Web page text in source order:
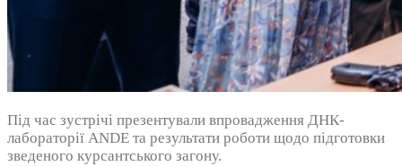
Під час зустрічі презентували впровадження ДНК-
лабораторії ANDE та результати роботи щодо підготовки
зведеного курсантського загону.